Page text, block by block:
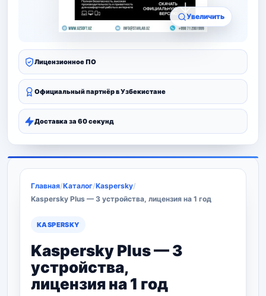
Увеличить
Лицензионное ПО
Официальный партнёр в Узбекистане
Доставка за 60 секунд
Главная/Каталог/Kaspersky/
Kaspersky Plus — 3 устройства, лицензия на 1 год
KASPERSKY
Kaspersky Plus — 3
устройства,
лицензия на 1 год